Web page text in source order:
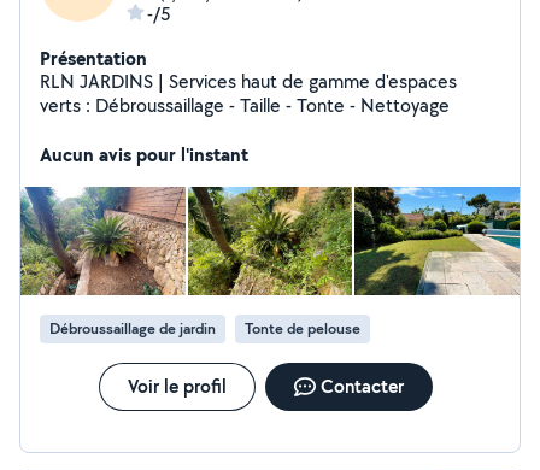
-/5
Présentation
RLN JARDINS | Services haut de gamme d'espaces
verts : Débroussaillage - Taille - Tonte - Nettoyage
Aucun avis pour l'instant
Débroussaillage de jardin Tonte de pelouse
Voir le profil Contacter